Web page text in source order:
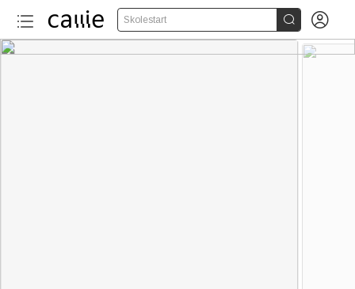
Skolestart  